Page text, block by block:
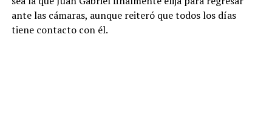
ante las cámaras, aunque reiteró que todos los días
tiene contacto con él.